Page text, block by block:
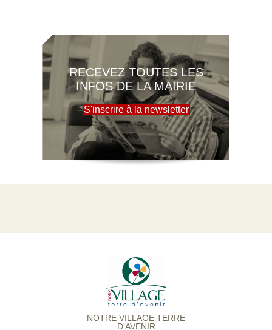
RECEVEZ TOUTES LES
INFOS DE LA MAIRIE
S'inscrire à la newsletter
NOTRE VILLAGE TERRE
D’AVENIR